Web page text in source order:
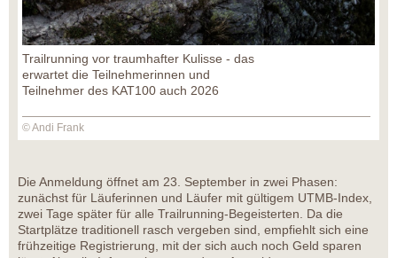
Trailrunning vor traumhafter Kulisse - das
erwartet die Teilnehmerinnen und
Teilnehmer des KAT100 auch 2026
© Andi Frank
Die Anmeldung öffnet am 23. September in zwei Phasen:
zunächst für Läuferinnen und Läufer mit gültigem UTMB-Index,
zwei Tage später für alle Trailrunning-Begeisterten. Da die
Startplätze traditionell rasch vergeben sind, empfiehlt sich eine
frühzeitige Registrierung, mit der sich auch noch Geld sparen